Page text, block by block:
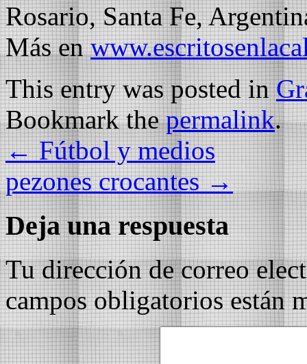
Rosario, Santa Fe,
Más en
This entry was posted in
Bookmark thepermalink.
←Fútbol y medios
pezones crocantes→
Deja una respuesta
Tu dirección de correo
campos obligatorios están